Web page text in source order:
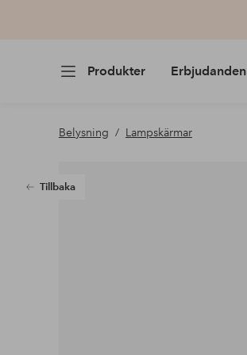
Produkter Erbjudanden
Belysning Lampskärmar
Tillbaka